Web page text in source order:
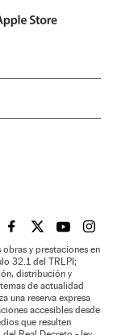
EL PAÍS BRASIL EN
EL PAÍSEL PAÍS
EL
y prestaciones en
32.1 del TRLPI;
distribución y
de actualidad
una reserva expresa
accesibles desde
que resulten